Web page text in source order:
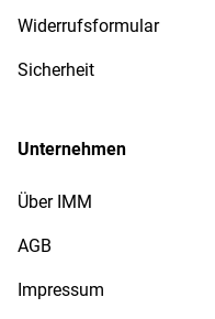
Widerrufsformular
Sicherheit
Unternehmen
Über IMM
AGB
Impressum